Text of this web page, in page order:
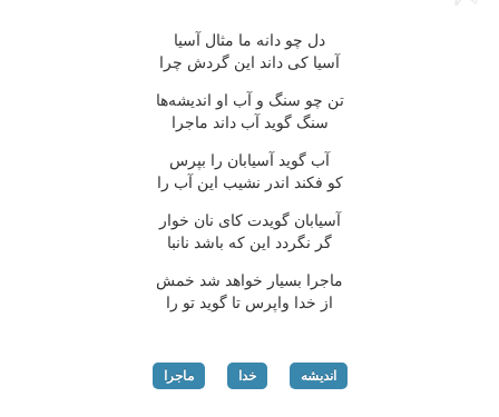
دل چو دانه ما مثال آسیا
آسیا كی داند این گردش چرا
تن چو سنگ و آب او اندیشه‌ها
سنگ گوید آب داند ماجرا
آب گوید آسیابان را بپرس
كو فكند اندر نشیب این آب را
آسیابان گویدت كای نان خوار
گر نگردد این كه باشد نانبا
ماجرا بسیار خواهد شد خمش
از خدا واپرس تا گوید تو را
اندیشه خدا ماجرا